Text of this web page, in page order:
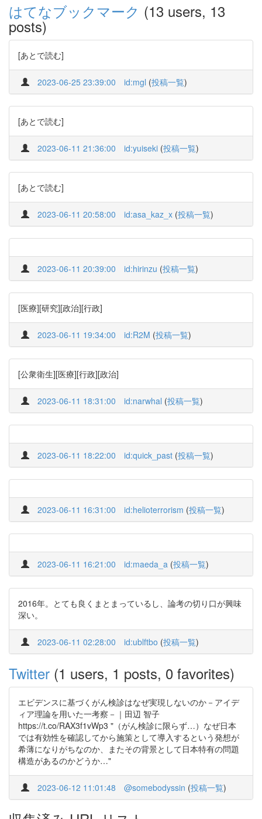
はてなブックマーク (13 users, 13
posts)
[あとで読む]
2023-06-25 23:39:00 id:mgl (投稿一覧)
[あとで読む]
2023-06-11 21:36:00 id:yuiseki (投稿一覧)
[あとで読む]
2023-06-11 20:58:00 id:asa_kaz_x (投稿一覧)
2023-06-11 20:39:00 id:hirinzu (投稿一覧)
[医療][研究][政治][行政]
2023-06-11 19:34:00 id:R2M (投稿一覧)
[公衆衛生][医療][行政][政治]
2023-06-11 18:31:00 id:narwhal (投稿一覧)
2023-06-11 18:22:00 id:quick_past (投稿一覧)
2023-06-11 16:31:00 id:helioterrorism (投稿一覧)
2023-06-11 16:21:00 id:maeda_a (投稿一覧)
2016年。とても良くまとまっているし、論考の切り口が興味
深い。
2023-06-11 02:28:00 id:ublftbo (投稿一覧)
Twitter (1 users, 1 posts, 0 favorites)
エビデンスに基づくがん検診はなぜ実現しないのか－アイデ
ィア理論を用いた一考察－｜田辺 智子
https://t.co/RAX3f1vWp3 "（がん検診に限らず…）なぜ日本
では有効性を確認してから施策として導入するという発想が
希薄になりがちなのか、またその背景として日本特有の問題
構造があるのかどうか…"
2023-06-12 11:01:48 @somebodyssin (投稿一覧)